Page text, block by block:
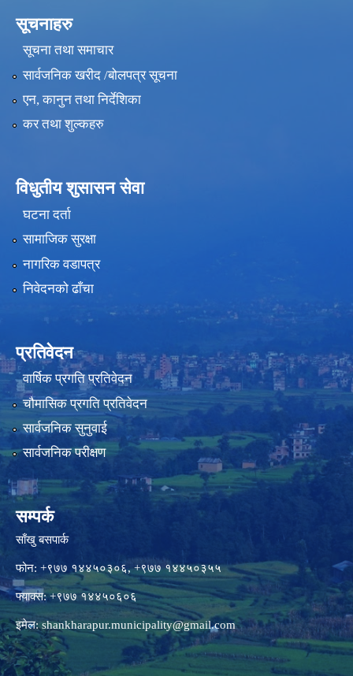
सूचनाहरु
सूचना तथा समाचार
सार्वजनिक खरीद /बोलपत्र सूचना
एन, कानुन तथा निर्देशिका
कर तथा शुल्कहरु
विधुतीय शुसासन सेवा
घटना दर्ता
सामाजिक सुरक्षा
नागरिक वडापत्र
निवेदनको ढाँचा
प्रतिवेदन
वार्षिक प्रगति प्रतिवेदन
चौमासिक प्रगति प्रतिवेदन
सार्वजनिक सुनुवाई
सार्वजनिक परीक्षण
सम्पर्क
साँखु बसपार्क
फोन: +९७७ १४४५०३०६, +९७७ १४४५०३५५
फ्याक्स: +९७७ १४४५०६०६
इमेल:shankharapur.municipality@gmail.com